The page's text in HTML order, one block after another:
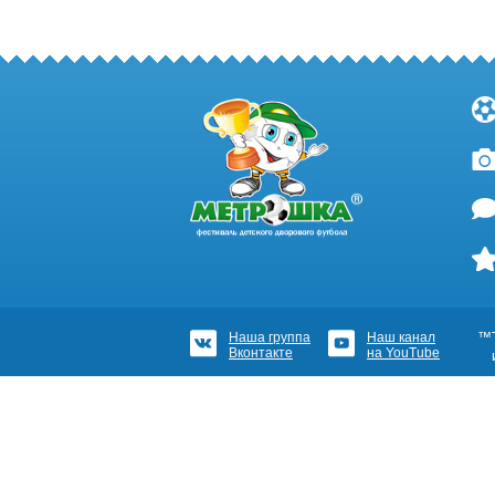
Наша группа
Вконтакте
Наш канал
на YouTube